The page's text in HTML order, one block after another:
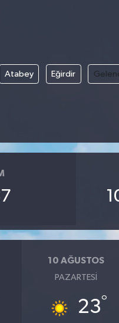
Atabey Eğirdir
10 AĞUSTOS
PAZARTESI
23°